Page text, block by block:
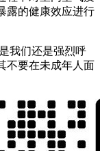
露的健康效应进行
我们还是强烈呼
不要在未成年人面